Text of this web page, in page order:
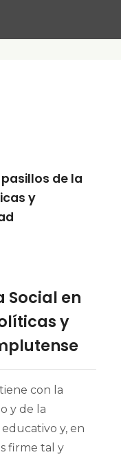
de la
y
Social en
y
con la
y de la
y, en
firme tal y